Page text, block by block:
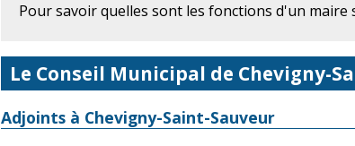
Pour savoir quelles sont les fonctions d'un
Le Conseil Municipal de Chevigny-
Adjoints à Chevigny-Saint-Sauveur